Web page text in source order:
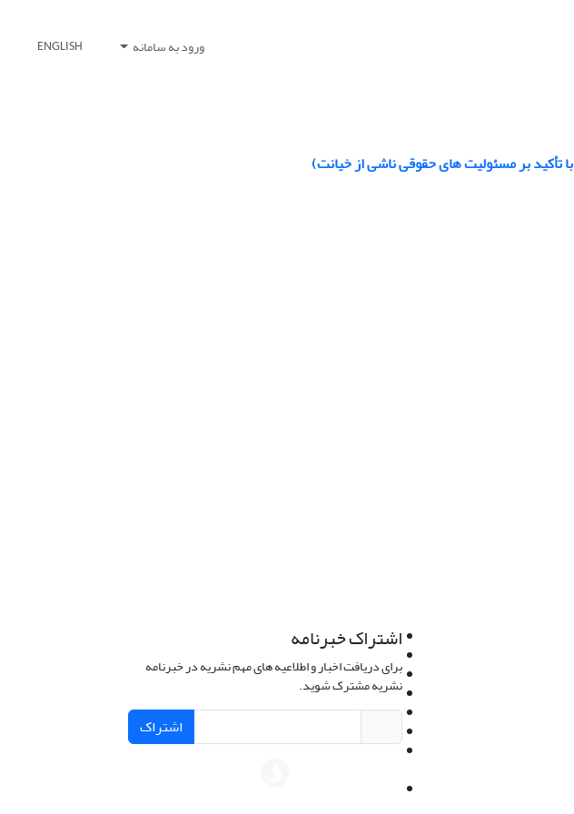
ورود به سامانه ENGLISH
تأکید بر مسئولیت های حقوقی ناشی از خیانت)
اشتراک خبرنامه
برای دریافت اخبار و اطلاعیه های مهم نشریه در خبرنامه
نشریه مشترک شوید.
اشتراک